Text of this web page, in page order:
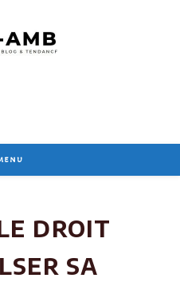
droit
sa